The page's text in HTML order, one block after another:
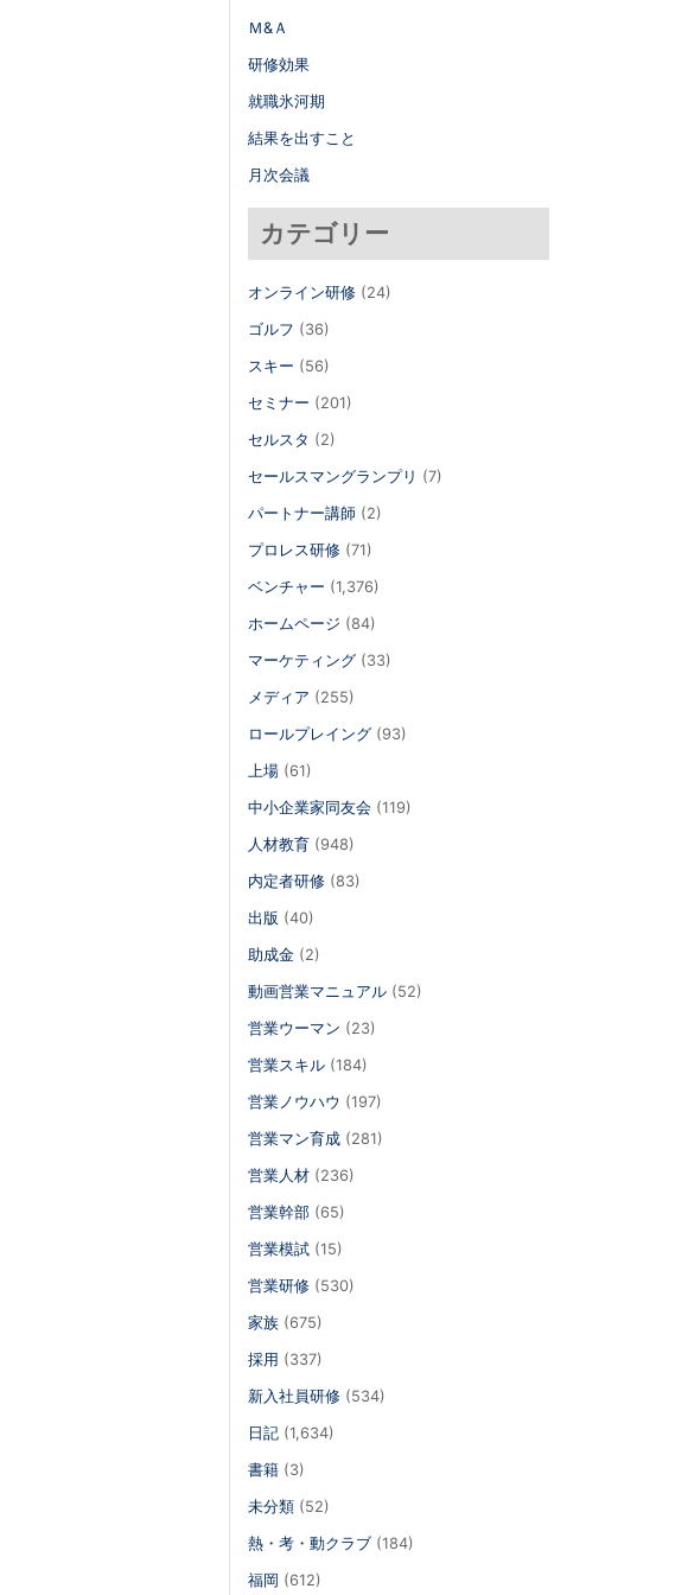
Ｍ&Ａ
研修効果
就職氷河期
結果を出すこと
月次会議
カテゴリー
オンライン研修 (24)
ゴルフ (36)
スキー (56)
セミナー (201)
セルスタ (2)
セールスマングランプリ (7)
パートナー講師 (2)
プロレス研修 (71)
ベンチャー (1,376)
ホームページ (84)
マーケティング (33)
メディア (255)
ロールプレイング (93)
上場 (61)
中小企業家同友会 (119)
人材教育 (948)
内定者研修 (83)
出版 (40)
助成金 (2)
動画営業マニュアル (52)
営業ウーマン (23)
営業スキル (184)
営業ノウハウ (197)
営業マン育成 (281)
営業人材 (236)
営業幹部 (65)
営業模試 (15)
営業研修 (530)
家族 (675)
採用 (337)
新入社員研修 (534)
日記 (1,634)
書籍 (3)
未分類 (52)
熱・考・動クラブ (184)
福岡 (612)